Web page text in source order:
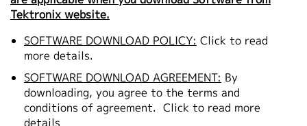
Tektronix website.
SOFTWARE DOWNLOAD POLICY: Click to read
more details.
SOFTWARE DOWNLOAD AGREEMENT: By
downloading, you agree to the terms and
conditions of agreement. Click to read more